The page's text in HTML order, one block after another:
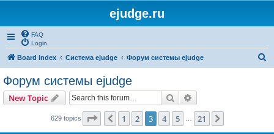
ejudge.ru
FAQ
Login
Board index Система ejudge Форум системы ejudge
Форум системы ejudge
New Topic Search
629 topics Page of 21
Previous
1 2 3 4 5 21